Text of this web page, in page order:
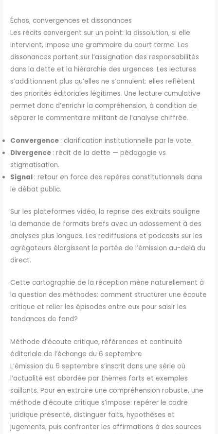
Échos, convergences et dissonances
Les récits convergent sur un point: la dissolution, si elle
intervient, impose une grammaire du court terme. Les
dissonances portent sur l’assignation des responsabilités
dans la dette et la hiérarchie des urgences. Les lectures
s’additionnent plus qu’elles ne s’annulent: elles reflètent
des priorités éditoriales légitimes. Une lecture cumulative
permet donc d’enrichir la compréhension, à condition de
séparer le commentaire militant de l’analyse chiffrée.
Convergence : clarification institutionnelle par le vote.
Divergence : récit de la dette — pédagogie vs
stigmatisation.
Signal : retour en force des repères constitutionnels dans
le débat public.
Sur les plateformes vidéo, la reprise des extraits souligne
la demande de formats brefs avec un adossement à des
analyses plus longues. Les rediffusions et podcasts sur les
agrégateurs élargissent la portée de l’émission au-delà du
direct.
Cette cartographie de la réception mène naturellement à
la question des méthodes: comment structurer une écoute
critique et relier les épisodes entre eux pour saisir les
tendances de fond?
Méthode d’écoute critique, références et continuité
éditoriale de l’échange du 6 septembre
L’émission du 6 septembre s’inscrit dans une série où
l’actualité est abordée par thèmes forts et exemples
saillants. Pour en extraire une compréhension robuste, une
méthode d’écoute critique s’impose: repérer le cadre
juridique présenté, distinguer faits, hypothèses et
jugements, puis confronter les affirmations à des sources